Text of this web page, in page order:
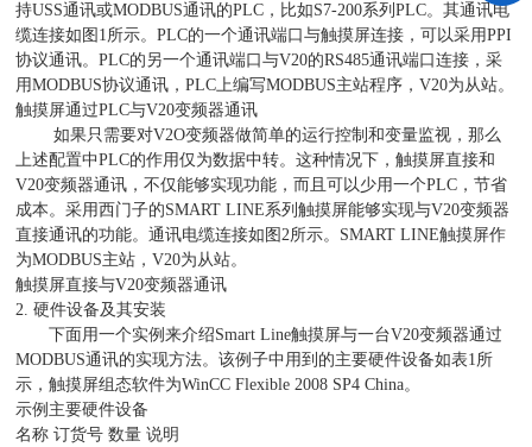
持USS通讯或MODBUS通讯的PLC，比如S7-200系列PLC。其通讯电
缆连接如图1所示。PLC的一个通讯端口与触摸屏连接，可以采用PPI
协议通讯。PLC的另一个通讯端口与V20的RS485通讯端口连接，采
用MODBUS协议通讯，PLC上编写MODBUS主站程序，V20为从站。
触摸屏通过PLC与V20变频器通讯
如果只需要对V2O变频器做简单的运行控制和变量监视，那么
上述配置中PLC的作用仅为数据中转。这种情况下，触摸屏直接和
V20变频器通讯，不仅能够实现功能，而且可以少用一个PLC，节省
成本。采用西门子的SMART LINE系列触摸屏能够实现与V20变频器
直接通讯的功能。通讯电缆连接如图2所示。SMART LINE触摸屏作
为MODBUS主站，V20为从站。
触摸屏直接与V20变频器通讯
2. 硬件设备及其安装
下面用一个实例来介绍Smart Line触摸屏与一台V20变频器通过
MODBUS通讯的实现方法。该例子中用到的主要硬件设备如表1所
示，触摸屏组态软件为WinCC Flexible 2008 SP4 China。
示例主要硬件设备
名称 订货号 数量 说明